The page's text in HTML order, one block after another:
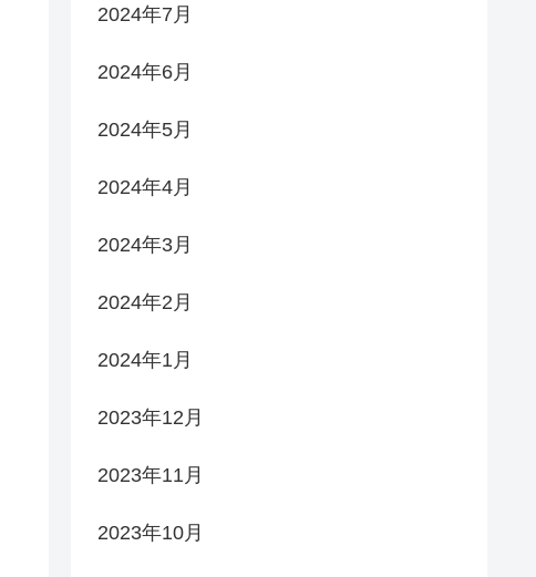
2024年7月
2024年6月
2024年5月
2024年4月
2024年3月
2024年2月
2024年1月
2023年12月
2023年11月
2023年10月